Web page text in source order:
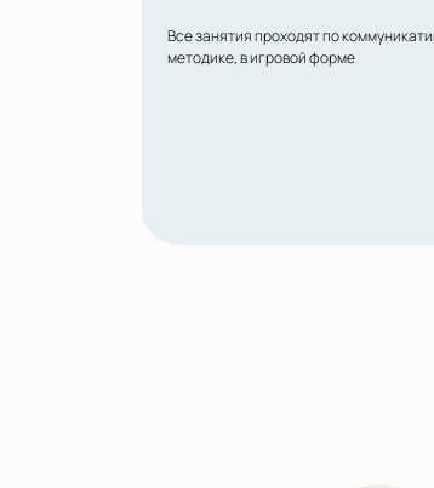
Все занятия проходят по
методике, в игровой форме